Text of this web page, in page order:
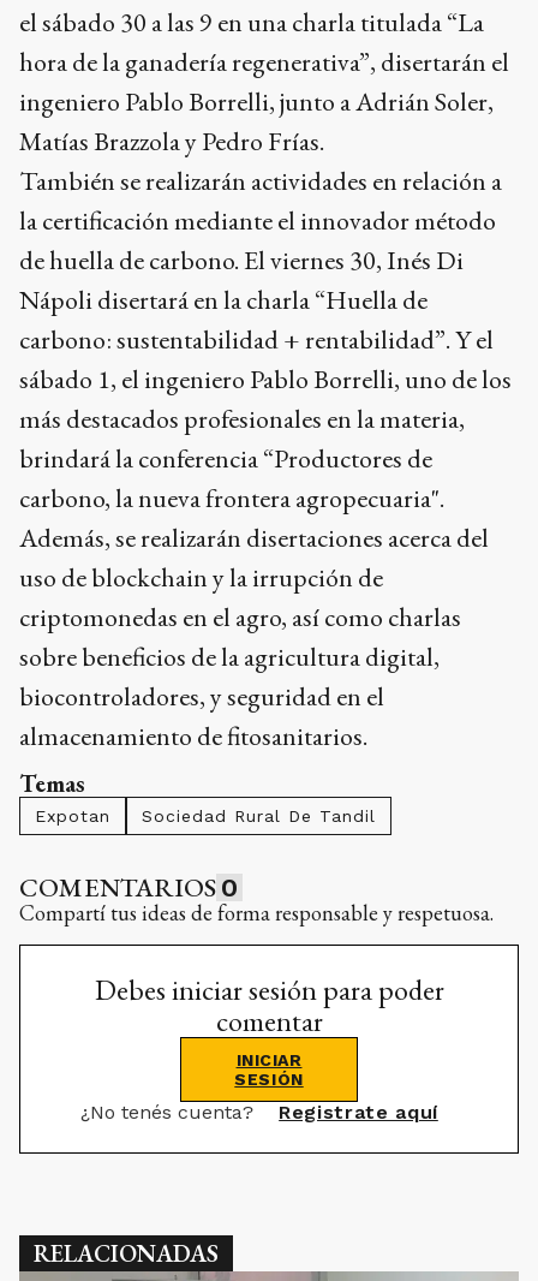
el sábado 30 a las 9 en una charla titulada “La
hora de la ganadería regenerativa”, disertarán el
ingeniero Pablo Borrelli, junto a Adrián Soler,
Matías Brazzola y Pedro Frías.
También se realizarán actividades en relación a
la certificación mediante el innovador método
de huella de carbono. El viernes 30, Inés Di
Nápoli disertará en la charla “Huella de
carbono: sustentabilidad + rentabilidad”. Y el
sábado 1, el ingeniero Pablo Borrelli, uno de los
más destacados profesionales en la materia,
brindará la conferencia “Productores de
carbono, la nueva frontera agropecuaria".
Además, se realizarán disertaciones acerca del
uso de blockchain y la irrupción de
criptomonedas en el agro, así como charlas
sobre beneficios de la agricultura digital,
biocontroladores, y seguridad en el
almacenamiento de fitosanitarios.
Temas
Expotan Sociedad Rural De Tandil
COMENTARIOS 0
Compartí tus ideas de forma responsable y respetuosa.
Debes iniciar sesión para poder
comentar
INICIAR
SESIÓN
¿No tenés cuenta? Registrate aquí
RELACIONADAS